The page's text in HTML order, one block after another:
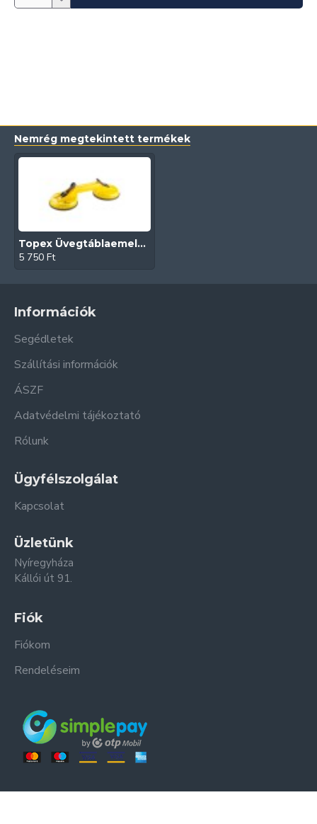
Nemrég megtekintett termékek
Topex Üvegtáblaemelő (2 fejes | 80 kg)
5 750 Ft
Információk
Segédletek
Szállítási információk
ÁSZF
Adatvédelmi tájékoztató
Rólunk
Ügyfélszolgálat
Kapcsolat
Üzletünk
Nyíregyháza
Kállói út 91.
Fiók
Fiókom
Rendeléseim